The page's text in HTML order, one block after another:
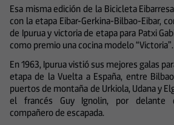
Esa misma edición de la Bicicleta
con la etapa Eibar-Gerkina-Bilbao-Eibar,
de Ipurua y victoria de etapa para Patxi
como premio una cocina modelo “Victoria”.
En 1963, Ipurua vistió sus mejores galas
etapa de la Vuelta a España, entre
puertos de montaña de Urkiola, Udana y
el francés Guy Ignolin, por delante
compañero de escapada.